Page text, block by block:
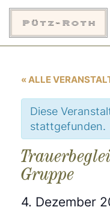
Zum
Inhalt
springen
« ALLE
Diese
stattgefunden.
Gruppe
4. Dezember